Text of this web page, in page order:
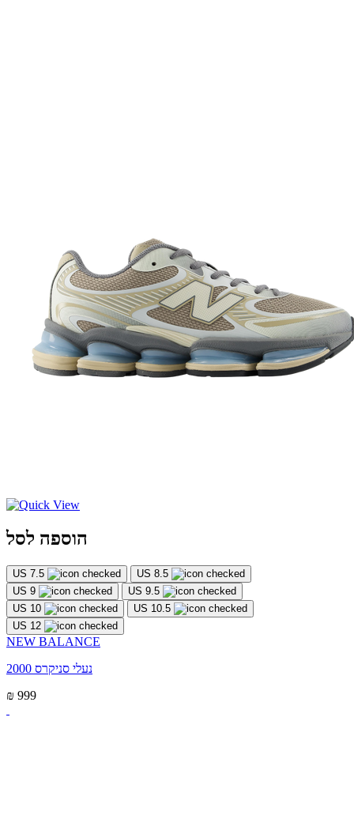
הוספה לסל
US 7.5
US 8.5
US 9
US 9.5
US 10
US 10.5
US 12
NEW BALANCE
נעלי סניקרס 2000
₪ 999